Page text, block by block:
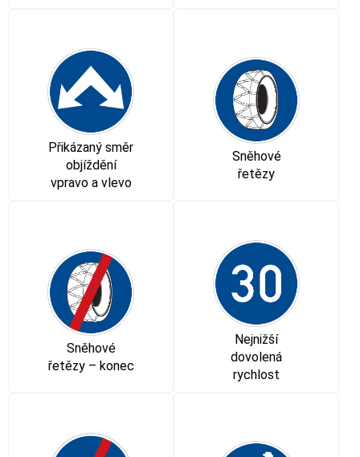
Přikázaný směr
objíždění
vpravo a vlevo
Sněhové
řetězy
Sněhové
řetězy – konec
Nejnižší
dovolená
rychlost